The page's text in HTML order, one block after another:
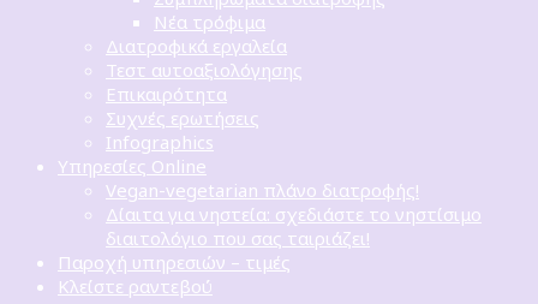
Νέα τρόφιμα
Διατροφικά εργαλεία
Τεστ αυτοαξιολόγησης
Επικαιρότητα
Συχνές ερωτήσεις
Infographics
Υπηρεσίες Online
Vegan-vegetarian πλάνο διατροφής!
Δίαιτα για νηστεία: σχεδιάστε το νηστίσιμο
διαιτολόγιο που σας ταιριάζει!
Παροχή υπηρεσιών – τιμές
Κλείστε ραντεβού